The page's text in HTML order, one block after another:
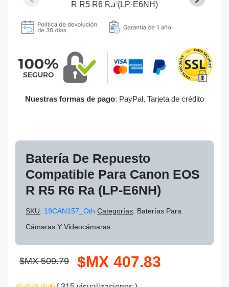
Nuestras formas de pago: PayPal, Tarjeta de crédito
Batería De Repuesto
Compatible Para Canon EOS
R R5 R6 Ra (LP-E6NH)
SKU: 19CAN157_Oth Categorías: Baterías Para
Cámaras Y Videocámaras
$MX 509.79 $MX 407.83